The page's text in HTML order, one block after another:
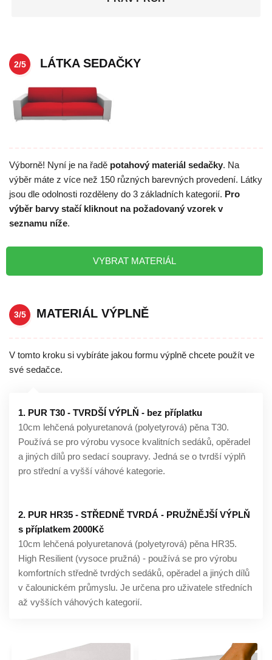
2/5 LÁTKA SEDAČKY
Výborně! Nyní je na řadě potahový materiál sedačky. Na
výběr máte z více než 150 různých barevných provedení. Látky
jsou dle odolnosti rozděleny do 3 základních kategorií. Pro
výběr barvy stačí kliknout na požadovaný vzorek v
seznamu níže.
VYBRAT MATERIÁL
3/5 MATERIÁL VÝPLNĚ
V tomto kroku si vybíráte jakou formu výplně chcete použít ve
své sedačce.
1. PUR T30 - TVRDŠÍ VÝPLŇ - bez příplatku
10cm lehčená polyuretanová (polyetyrová) pěna T30.
Používá se pro výrobu vysoce kvalitních sedáků, opěradel
a jiných dílů pro sedací soupravy. Jedná se o tvrdší výplň
pro střední a vyšší váhové kategorie.
2. PUR HR35 - STŘEDNĚ TVRDÁ - PRUŽNĚJŠÍ VÝPLŇ
s příplatkem 2000Kč
10cm lehčená polyuretanová (polyetyrová) pěna HR35.
High Resilient (vysoce pružná) - používá se pro výrobu
komfortních středně tvrdých sedáků, opěradel a jiných dílů
v čalounickém průmyslu. Je určena pro uživatele středních
až vyšších váhových kategorií.